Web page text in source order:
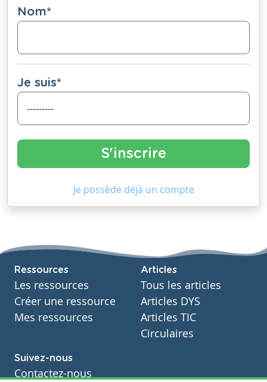
Nom*
Je suis*
Je possède déjà un compte
Ressources
Les ressources
Créer une ressource
Mes ressources
Articles
Tous les articles
Articles DYS
Articles TIC
Circulaires
Suivez-nous
Contactez-nous